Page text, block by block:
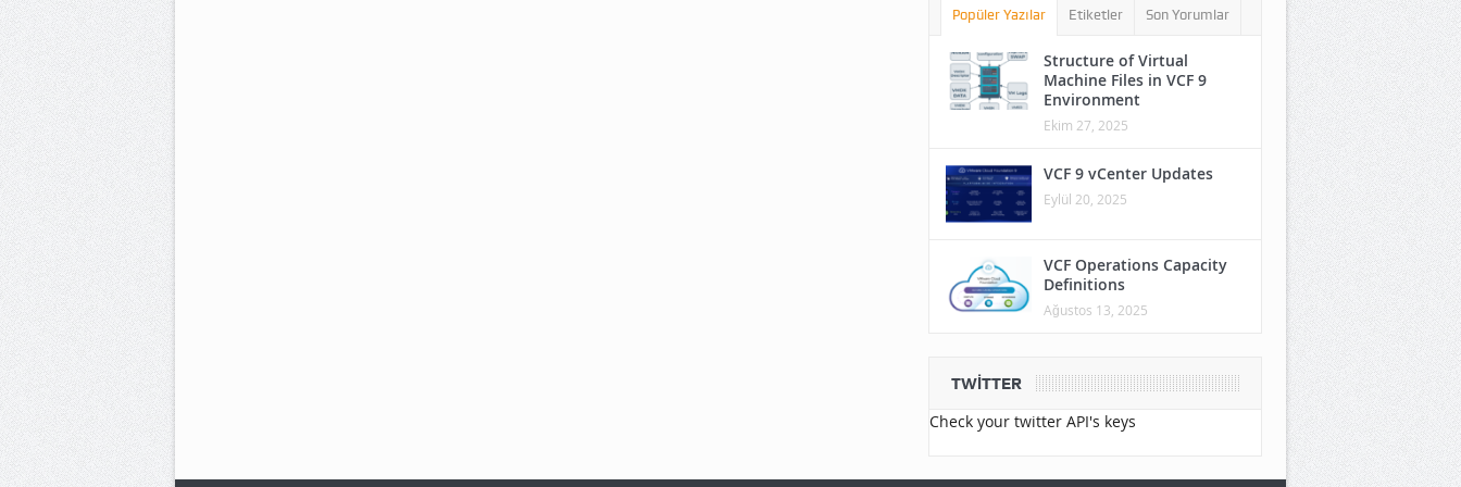
Popüler Yazılar Etiketler Son Yorumlar
Structure of Virtual
Machine Files in VCF 9
Environment
Ekim 27, 2025
VCF 9 vCenter Updates
Eylül 20, 2025
VCF Operations Capacity
Definitions
Ağustos 13, 2025
TWITTER
Check your twitter API's keys